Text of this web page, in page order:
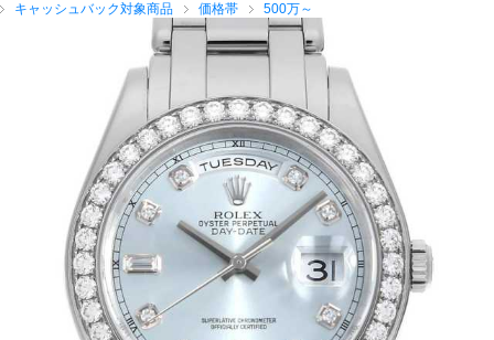
全てのブランドを見
る
ロレックス
パテック
フィリップ
キャッシュバック対象商品
価格帯 500万～